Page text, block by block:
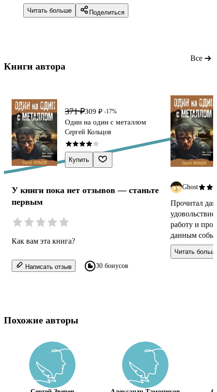
как уже понятно типичный боевик, перестрелки,
мужество советских спец подразделений и
Читать больше Поделиться
Книги автора
Все
371 ₽309 ₽ -17%
Один на один с металлом
Сергей Кольцов
Купить
У книги пока нет отзывов — станьте
первым
Как вам эта книга?
Написать отзыв 30 бонусов
Ghost
Прочитал
работу и
данным
интересная
написана по
Читать
Похожие авторы